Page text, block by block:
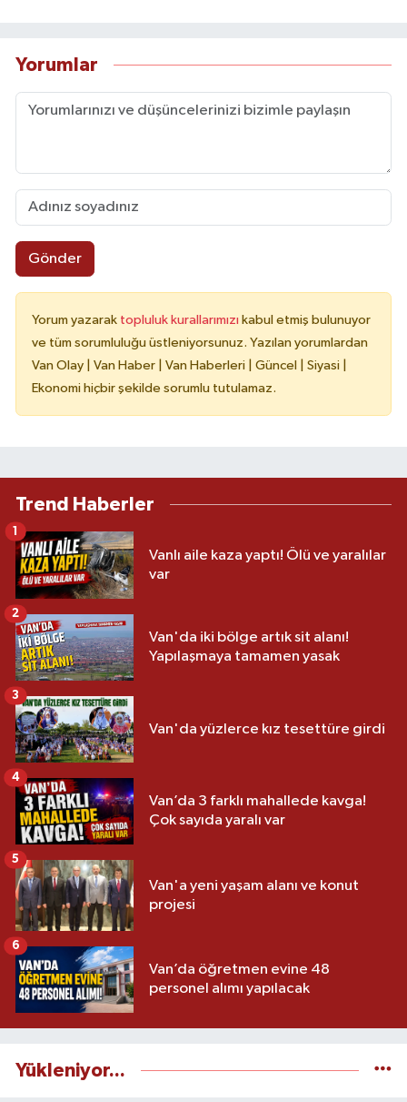
Yorumlar
Gönder
Yorum yazarak topluluk kurallarımızı kabul etmiş bulunuyor
ve tüm sorumluluğu üstleniyorsunuz. Yazılan yorumlardan
Van Olay | Van Haber | Van Haberleri | Güncel | Siyasi |
Ekonomi hiçbir şekilde sorumlu tutulamaz.
Trend Haberler
Vanlı aile kaza yaptı! Ölü ve yaralılar
var
1
Van'da iki bölge artık sit alanı!
Yapılaşmaya tamamen yasak
2
Van'da yüzlerce kız tesettüre girdi
3
Van’da 3 farklı mahallede kavga!
Çok sayıda yaralı var
4
Van'a yeni yaşam alanı ve konut
projesi
5
Van’da öğretmen evine 48
personel alımı yapılacak
6
Yükleniyor...